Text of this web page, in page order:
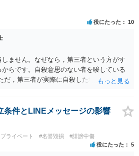
役にたった 10
ません。なぜなら，第三者という方がす
らです。自殺意思のない者を唆している
だ，第三者が実際に自殺した場合，あなた
条件とLINEメッセージの影響
ライベート #名誉毀損 #誹謗中傷
役にたった 5